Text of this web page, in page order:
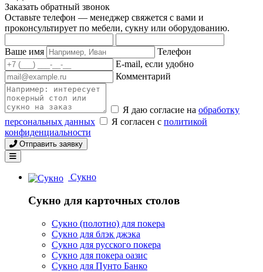
Заказать обратный звонок
Оставьте телефон — менеджер свяжется с вами и
проконсультирует по мебели, сукну или оборудованию.
Ваше имя
Телефон
E-mail, если удобно
Комментарий
Я даю согласие на обработку
персональных данных
Я согласен с политикой
конфиденциальности
Отправить заявку
Сукно
Сукно для карточных столов
Сукно (полотно) для покера
Сукно для блэк джэка
Сукно для русского покера
Сукно для покера оазис
Сукно для Пунто Банко